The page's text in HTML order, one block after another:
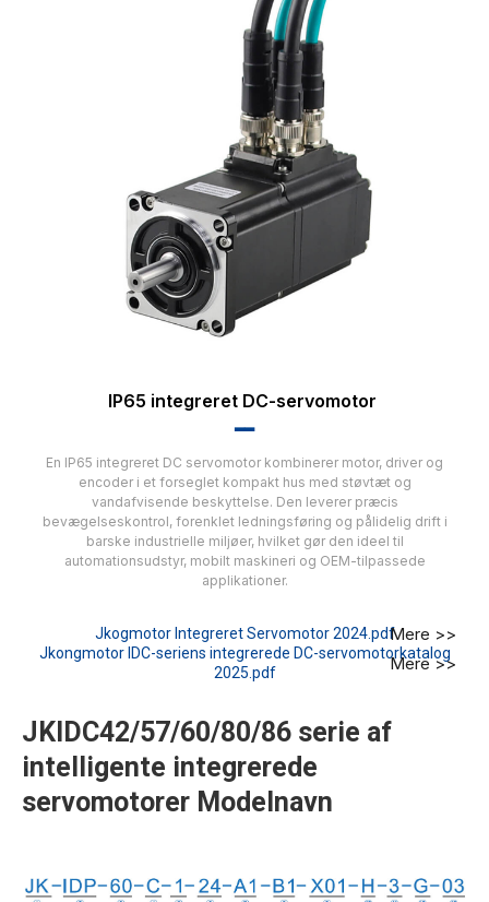
IP65 integreret DC-servomotor
▂▂
En IP65 integreret DC servomotor kombinerer motor, driver og
encoder i et forseglet kompakt hus med støvtæt og
vandafvisende beskyttelse. Den leverer præcis
bevægelseskontrol, forenklet ledningsføring og pålidelig drift i
barske industrielle miljøer, hvilket gør den ideel til
automationsudstyr, mobilt maskineri og OEM-tilpassede
applikationer.
Jkogmotor Integreret Servomotor 2024.pdfMere >>
Jkongmotor IDC-seriens integrerede DC-servomotorkatalog
2025.pdf
Mere >>
JKIDC42/57/60/80/86 serie af
intelligente integrerede
servomotorer Modelnavn